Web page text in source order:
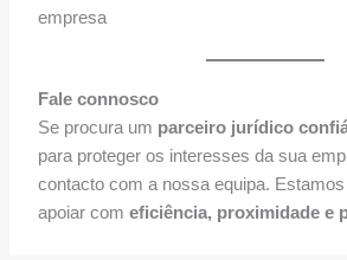
empresa
Fale connosco
Se procura um parceiro jurídico
para proteger os interesses da sua
contacto com a nossa equipa.
apoiar com eficiência, proximidade e